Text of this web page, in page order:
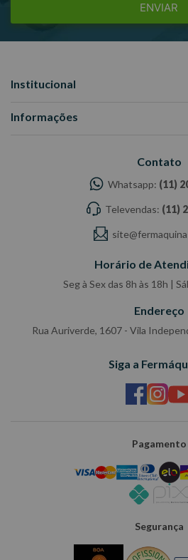
ENVIAR
Institucional
Informações
Contato
Whatsapp: (11)
Televendas: (11)
Horário de
Seg à Sex das 8h às 18h |
Endereço
Rua Auriverde, 1607 - Vila
Siga a
Pagamento
Segurança